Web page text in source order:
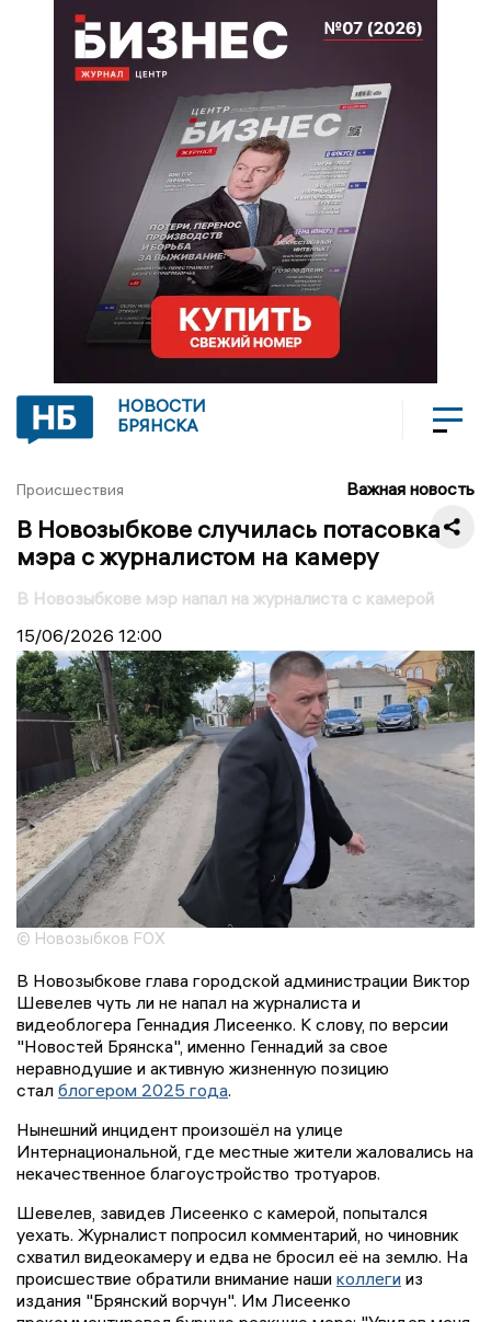
НОВОСТИ
БРЯНСКА
Происшествия Важная новость
В Новозыбкове случилась потасовка
мэра с журналистом на камеру
В Новозыбкове мэр напал на журналиста с камерой
15/06/2026 12:00
© Новозыбков FOX
В Новозыбкове глава городской администрации Виктор
Шевелев чуть ли не напал на журналиста и
видеоблогера Геннадия Лисеенко. К слову, по версии
"Новостей Брянска", именно Геннадий за свое
неравнодушие и активную жизненную позицию
стал блогером 2025 года.
Нынешний инцидент произошёл на улице
Интернациональной, где местные жители жаловались на
некачественное благоустройство тротуаров.
Шевелев, завидев Лисеенко с камерой, попытался
уехать. Журналист попросил комментарий, но чиновник
схватил видеокамеру и едва не бросил её на землю. На
происшествие обратили внимание наши коллеги из
издания "Брянский ворчун". Им Лисеенко